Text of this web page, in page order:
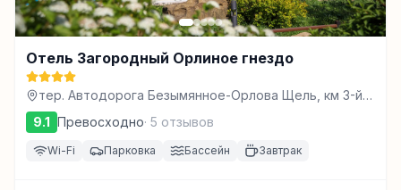
Отель Загородный Орлиное гнездо
тер. Автодорога Безымянное-Орлова Щель, км 3-й,
д. 1, стр. 10, Горячий Ключ
9.1 Превосходно· 5 отзывов
Wi-Fi Парковка Бассейн Завтрак